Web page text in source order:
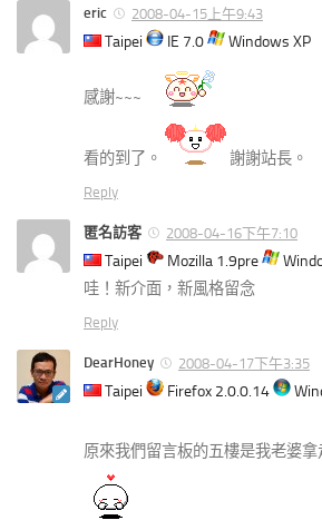
eric 2008-04-15上午9:43
Taipei IE 7.0 Windows XP
感謝~~~
看的到了。 謝謝站長。
Reply
匿名訪客 2008-04-16下午7:10
Taipei Mozilla 1.9pre
哇！新介面，新風格留念
Reply
DearHoney 2008-04-17下午3:35
Taipei Firefox 2.0.0.14
原來我們留言板的五樓是我老婆拿